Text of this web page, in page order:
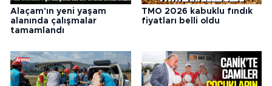
Alaçam'ın yeni yaşam
alanında çalışmalar
tamamlandı
TMO 2026 kabuklu fındık
fiyatları belli oldu